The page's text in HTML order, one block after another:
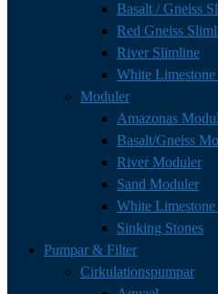
Basalt / Gneiss
Red Gneiss
River Slimline
White
Moduler
Amazonas
Basalt/Gneiss
River Moduler
Sand Moduler
White
Sinking Stones
Pumpar & Filter
Cirkulationspumpar